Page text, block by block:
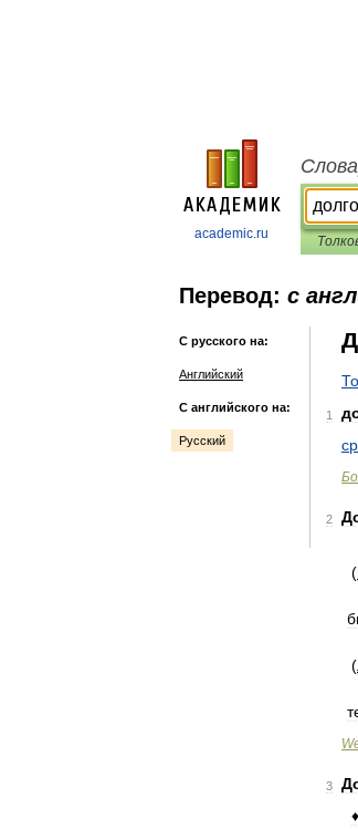
academic.ru
Перевод: с
С русского на:
Английский
С английского на:
Русский
1
ср
2
(
(
3
♦